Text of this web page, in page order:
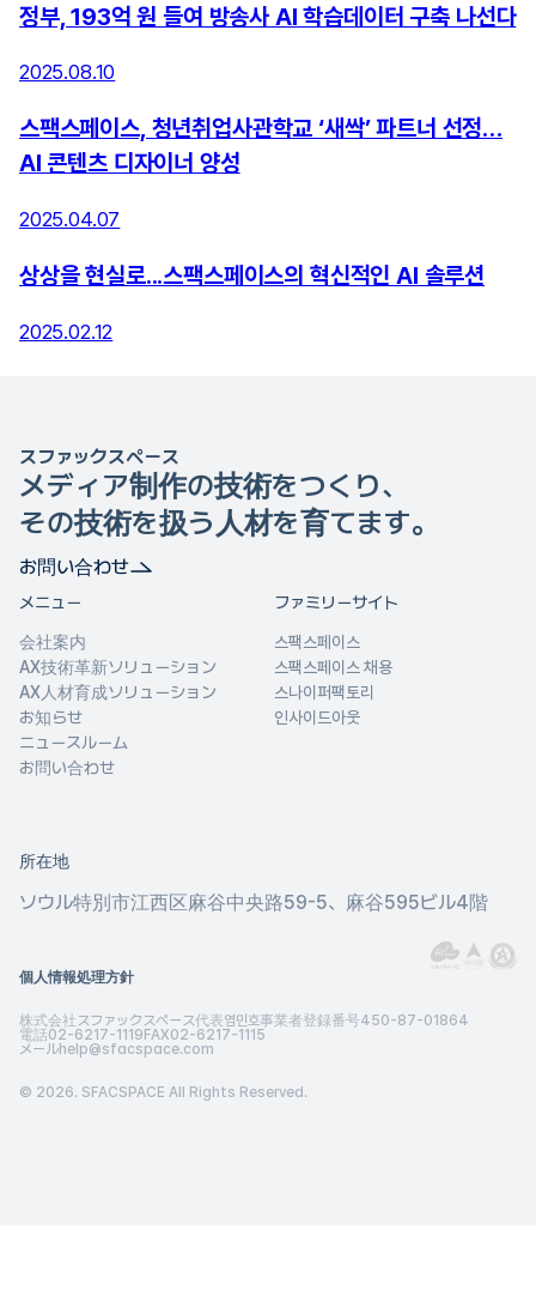
정부, 193억 원 들여 방송사 AI 학습데이터 구축 나선다
2025.08.10
스팩스페이스, 청년취업사관학교 ‘새싹’ 파트너 선정…
AI 콘텐츠 디자이너 양성
2025.04.07
상상을 현실로...스팩스페이스의 혁신적인 AI 솔루션
2025.02.12
スファックスペース
メディア制作の技術をつくり、
その技術を扱う人材を育てます。
お問い合わせ
メニュー
会社案内
AX技術革新ソリューション
AX人材育成ソリューション
お知らせ
ニュースルーム
お問い合わせ
ファミリーサイト
스팩스페이스
스팩스페이스 채용
스나이퍼팩토리
인사이드아웃
所在地
ソウル特別市江西区麻谷中央路59-5、麻谷595ビル4階
個人情報処理方針
株式会社スファックスペース代表염민호事業者登録番号450-87-01864
電話02-6217-1119 FAX02-6217-1115
メールhelp@sfacspace.com
© 2026. SFACSPACE All Rights Reserved.